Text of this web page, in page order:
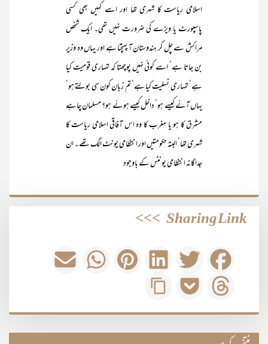
اسلامی ریاست کا شہری تھا اور اسے کہیں بھی کسی
پاسپورٹ یا ویزے کی ضرورت نہیں تھی۔ ایک شخص
مراکش سے چل کر ہندوستان آ پہنچتا ہے اور یہاں وہ وزیر
بن جاتا ہے‘ اسے کوئی نہیں پوچھتا کہ تمہاری قومیت کیا
ہے‘ تمہاری نسلیت کیا ہے‘ تم زبان کون سی بولتے ہو‘
یہاں آئے کیسے ہو‘ داخل کیسے ہوئے ہو؟ مسلمان چاہے
مشرق کا ہو یا مغرب کا وہ اس آفاقی اسلامی ریاست کا
شہری تھا‘ البتہ حکومتیں اور انتظامی یونٹ الگ تھے ۔ ان
جداگانہ انتظامی یونٹس کے باوجود
Sharing Link
>>>